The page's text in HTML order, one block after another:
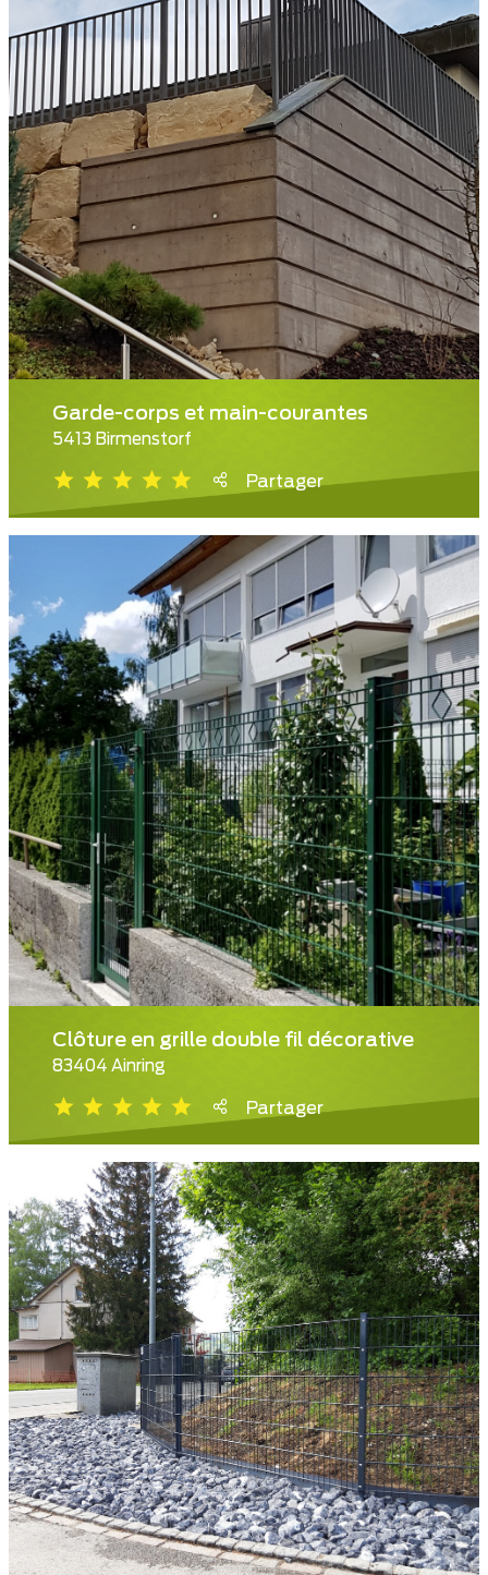
Garde-corps et main-courantes
5413 Birmenstorf
Partager
Clôture en grille double fil décorative
83404 Ainring
Partager